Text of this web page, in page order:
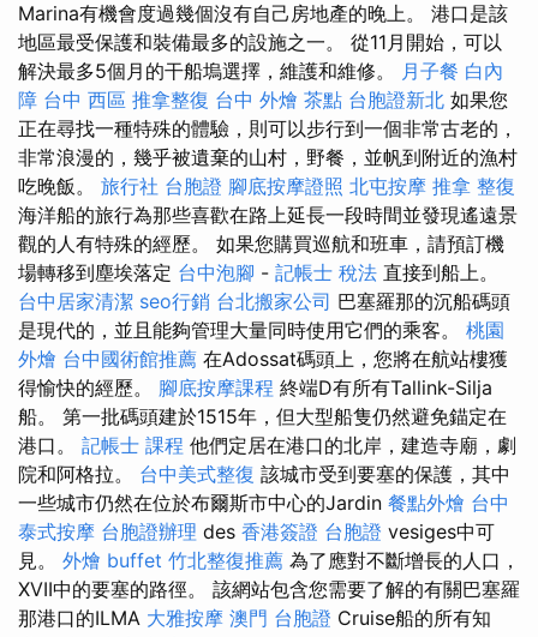
Marina有機會度過幾個沒有自己房地產的晚上。 港口是該
地區最受保護和裝備最多的設施之一。 從11月開始，可以
解決最多5個月的干船塢選擇，維護和維修。 月子餐 白內
障 台中 西區 推拿整復 台中 外燴 茶點 台胞證新北 如果您
正在尋找一種特殊的體驗，則可以步行到一個非常古老的，
非常浪漫的，幾乎被遺棄的山村，野餐，並帆到附近的漁村
吃晚飯。 旅行社 台胞證 腳底按摩證照 北屯按摩 推拿 整復
海洋船的旅行為那些喜歡在路上延長一段時間並發現遙遠景
觀的人有特殊的經歷。 如果您購買巡航和班車，請預訂機
場轉移到塵埃落定 台中泡腳 - 記帳士 稅法 直接到船上。
台中居家清潔 seo行銷 台北搬家公司 巴塞羅那的沉船碼頭
是現代的，並且能夠管理大量同時使用它們的乘客。 桃園
外燴 台中國術館推薦 在Adossat碼頭上，您將在航站樓獲
得愉快的經歷。 腳底按摩課程 終端D有所有Tallink-Silja
船。 第一批碼頭建於1515年，但大型船隻仍然避免錨定在
港口。 記帳士 課程 他們定居在港口的北岸，建造寺廟，劇
院和阿格拉。 台中美式整復 該城市受到要塞的保護，其中
一些城市仍然在位於布爾斯市中心的Jardin 餐點外燴 台中
泰式按摩 台胞證辦理 des 香港簽證 台胞證 vesiges中可
見。 外燴 buffet 竹北整復推薦 為了應對不斷增長的人口，
XVII中的要塞的路徑。 該網站包含您需要了解的有關巴塞羅
那港口的ILMA 大雅按摩 澳門 台胞證 Cruise船的所有知